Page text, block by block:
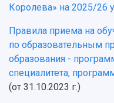
Королева» на 2025/26
Правила приема на
по образовательным
образования -
специалитета,
(от 31.10.2023 г.)